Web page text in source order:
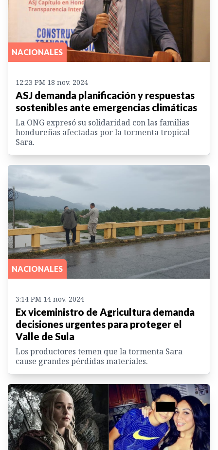
NACIONALES
12:23 PM 18 nov. 2024
ASJ demanda planificación y respuestas
sostenibles ante emergencias climáticas
La ONG expresó su solidaridad con las familias
hondureñas afectadas por la tormenta tropical
Sara.
NACIONALES
3:14 PM 14 nov. 2024
Ex viceministro de Agricultura demanda
decisiones urgentes para proteger el
Valle de Sula
Los productores temen que la tormenta Sara
cause grandes pérdidas materiales.